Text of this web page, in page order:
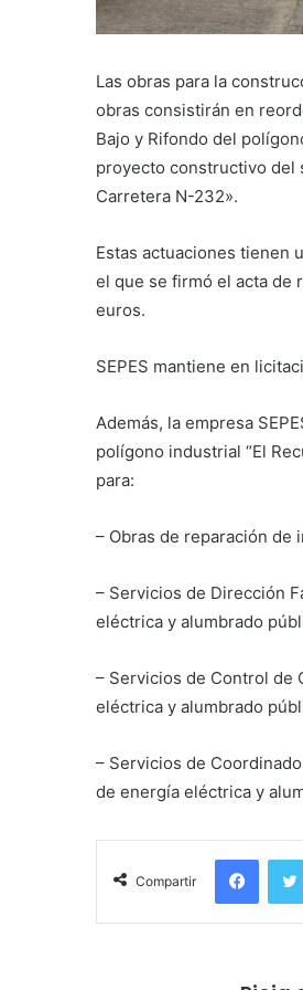
Las obras para la
obras consistirán en
Bajo y Rifondo del
proyecto constructivo del
Carretera N-232».
Estas actuaciones tienen
el que se firmó el acta de
euros.
SEPES mantiene en
Además, la empresa
polígono industrial “El
para:
– Obras de reparación
– Servicios de Dirección
eléctrica y alumbrado
– Servicios de Control de
eléctrica y alumbrado
– Servicios de
de energía eléctrica y
Compartir